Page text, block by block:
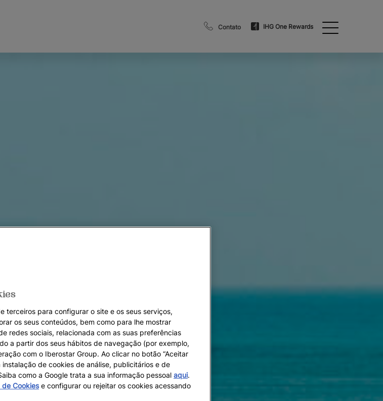
Contato IHG One Rewards
terceiros para configurar o site e os seus serviços,
os seus conteúdos, bem como para lhe mostrar
redes sociais, relacionada com as suas preferências
a partir dos seus hábitos de navegação (por exemplo,
com o Iberostar Group. Ao clicar no botão “Aceitar
de cookies de análise, publicitários e de
como a Google trata a sua informação pessoal aqui.
de Cookiese configurar ou rejeitar os cookies acessando